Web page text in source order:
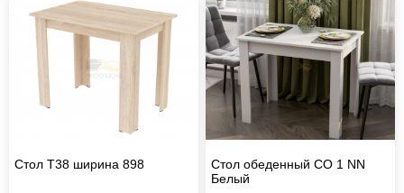
Стол T38 ширина 898
Стол обеденный СО 1 NN
Белый